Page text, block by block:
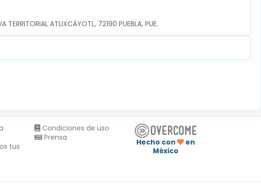
TERRITORIAL ATLIXCÁYOTL, 72190 PUEBLA, PUE.
tus
Condiciones de uso
Prensa
Hecho con
en
México